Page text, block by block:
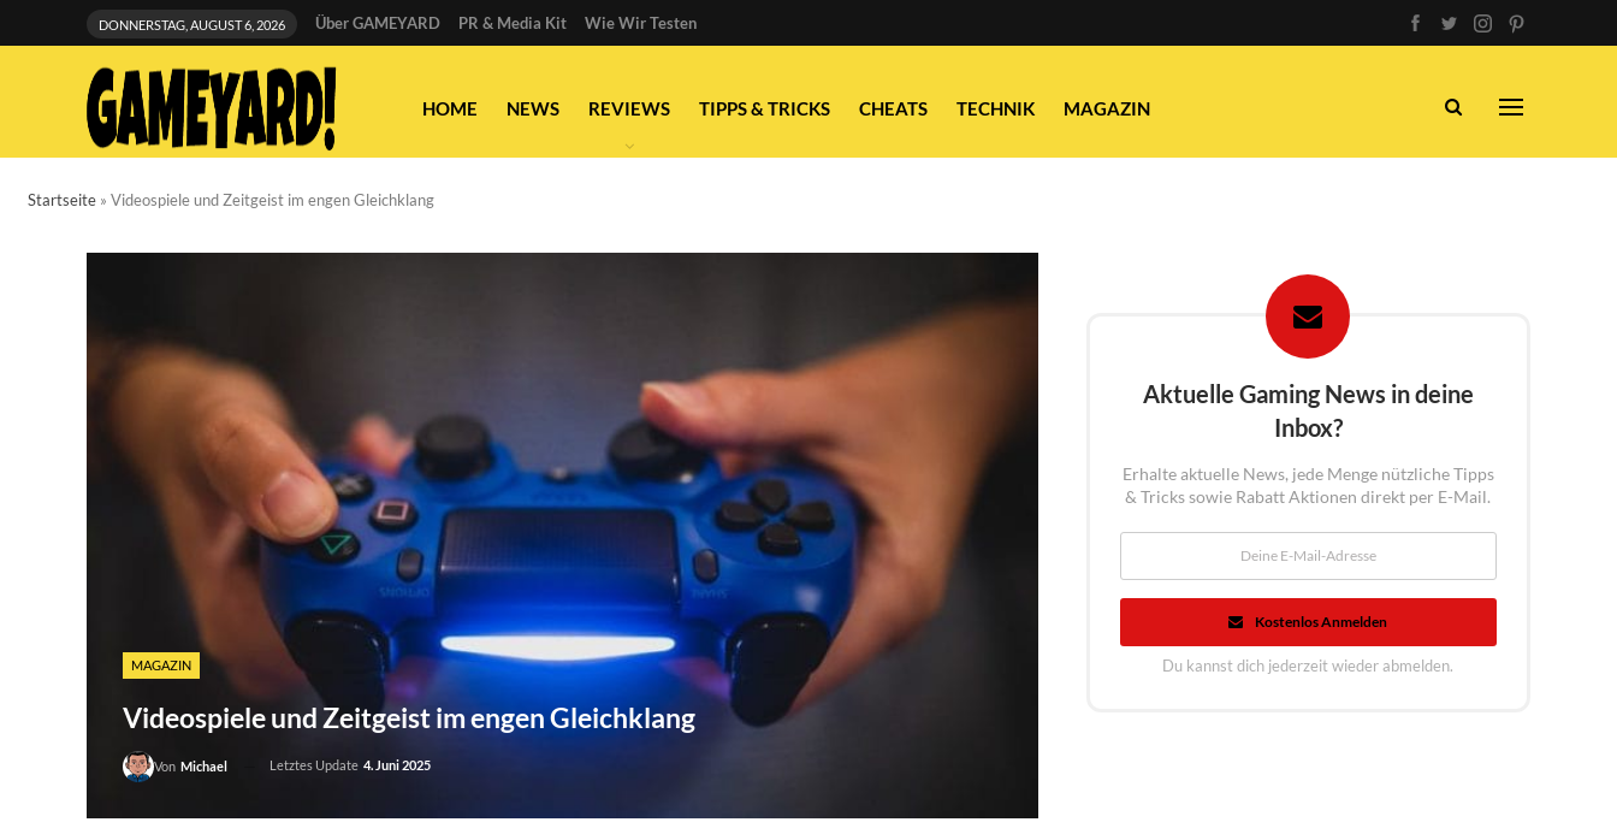
DONNERSTAG, AUGUST 6, 2026 Über GAMEYARD PR & Media Kit Wie Wir Testen
HOME NEWS REVIEWS TIPPS & TRICKS CHEATS TECHNIK MAGAZIN
Startseite » Videospiele und Zeitgeist im engen Gleichklang
MAGAZIN
Videospiele und Zeitgeist im engen Gleichklang
Von Michael Letztes Update 4. Juni 2025
Aktuelle Gaming News in deine
Inbox?
Erhalte aktuelle News, jede Menge nützliche Tipps
& Tricks sowie Rabatt Aktionen direkt per E-Mail.
Kostenlos Anmelden
Du kannst dich jederzeit wieder abmelden.